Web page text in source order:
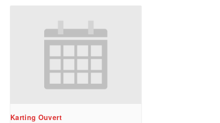
Karting Ouvert